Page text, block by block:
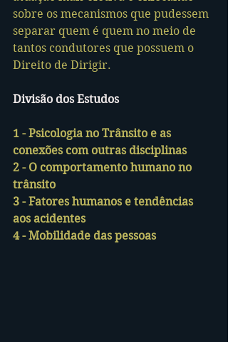
sobre os mecanismos que pudessem
separar quem é quem no meio de
tantos condutores que possuem o
Direito de Dirigir.
Divisão dos Estudos
1 - Psicologia no Trânsito e as
conexões com outras disciplinas
2 - O comportamento humano no
trânsito
3 - Fatores humanos e tendências
aos acidentes
4 - Mobilidade das pessoas